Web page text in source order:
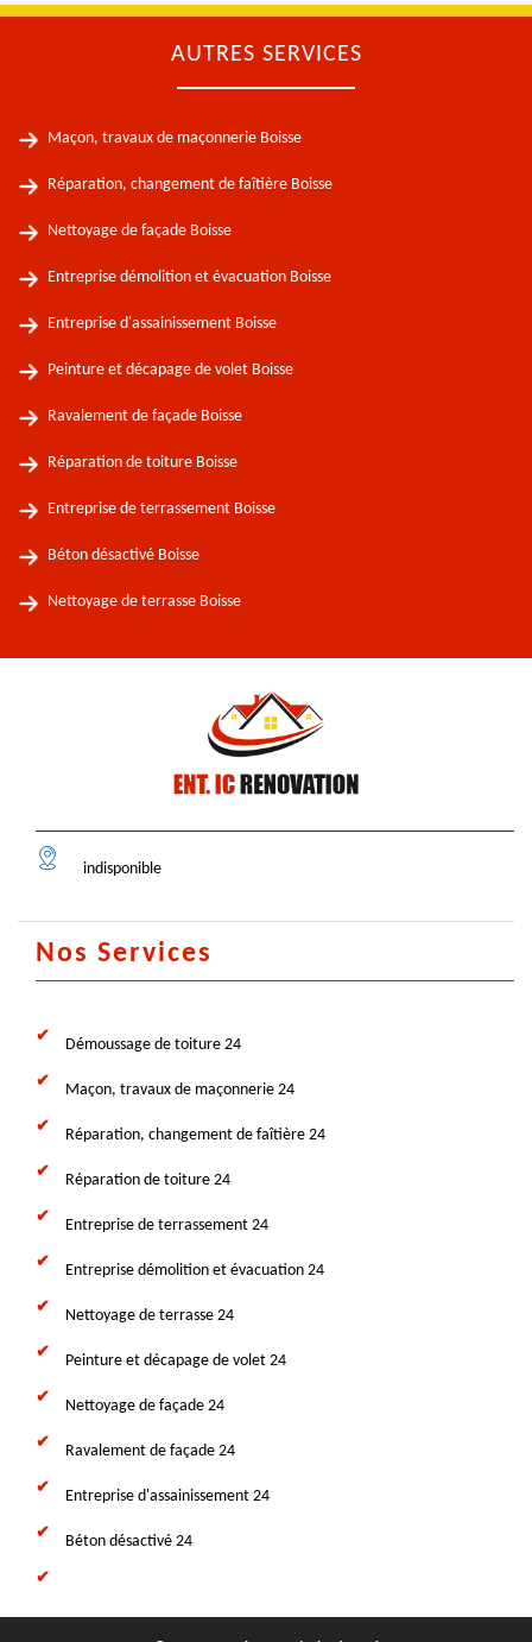
AUTRES SERVICES
Maçon, travaux de maçonnerie Boisse
Réparation, changement de faîtière Boisse
Nettoyage de façade Boisse
Entreprise démolition et évacuation Boisse
Entreprise d'assainissement Boisse
Peinture et décapage de volet Boisse
Ravalement de façade Boisse
Réparation de toiture Boisse
Entreprise de terrassement Boisse
Béton désactivé Boisse
Nettoyage de terrasse Boisse
indisponible
Nos Services
Démoussage de toiture 24
Maçon, travaux de maçonnerie 24
Réparation, changement de faîtière 24
Réparation de toiture 24
Entreprise de terrassement 24
Entreprise démolition et évacuation 24
Nettoyage de terrasse 24
Peinture et décapage de volet 24
Nettoyage de façade 24
Ravalement de façade 24
Entreprise d'assainissement 24
Béton désactivé 24